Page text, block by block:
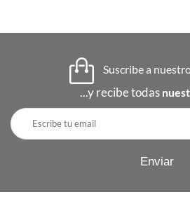
Suscribe a
...y recibe todas